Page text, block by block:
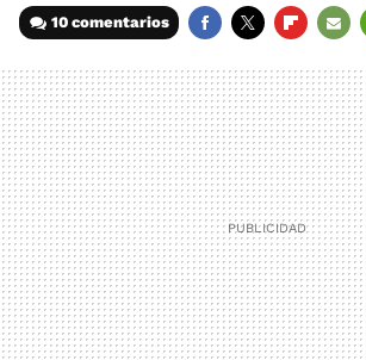
10 comentarios
MAIL